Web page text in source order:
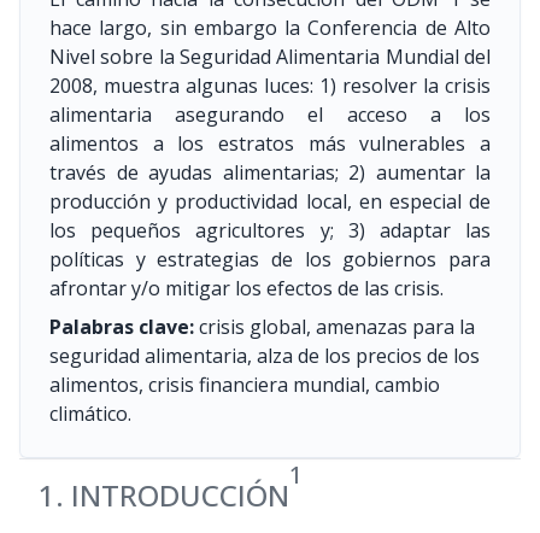
hace largo, sin embargo la Conferencia de Alto
Nivel sobre la Seguridad Alimentaria Mundial del
2008, muestra algunas luces: 1) resolver la crisis
alimentaria asegurando el acceso a los
alimentos a los estratos más vulnerables a
través de ayudas alimentarias; 2) aumentar la
producción y productividad local, en especial de
los pequeños agricultores y; 3) adaptar las
políticas y estrategias de los gobiernos para
afrontar y/o mitigar los efectos de las crisis.
Palabras clave:crisis global, amenazas para la
seguridad alimentaria, alza de los precios de los
alimentos, crisis financiera mundial, cambio
climático.
1. INTRODUCCIÓN
1